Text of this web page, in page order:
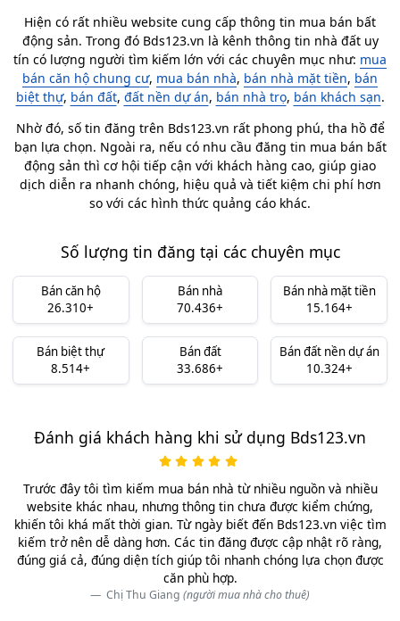
Hiện có rất nhiều website cung cấp thông tin mua bán bất
động sản. Trong đó Bds123.vn là kênh thông tin nhà đất uy
tín có lượng người tìm kiếm lớn với các chuyên mục như: mua
bán căn hộ chung cư, mua bán nhà, bán nhà mặt tiền, bán
biệt thự, bán đất, đất nền dự án, bán nhà trọ, bán khách sạn.
Nhờ đó, số tin đăng trên Bds123.vn rất phong phú, tha hồ để
bạn lựa chọn. Ngoài ra, nếu có nhu cầu đăng tin mua bán bất
động sản thì cơ hội tiếp cận với khách hàng cao, giúp giao
dịch diễn ra nhanh chóng, hiệu quả và tiết kiệm chi phí hơn
so với các hình thức quảng cáo khác.
Số lượng tin đăng tại các chuyên mục
Bán căn hộ
26.310+
Bán nhà
70.436+
Bán nhà mặt tiền
15.164+
Bán biệt thự
8.514+
Bán đất
33.686+
Bán đất nền dự án
10.324+
Đánh giá khách hàng khi sử dụng Bds123.vn
Trước đây tôi tìm kiếm mua bán nhà từ nhiều nguồn và nhiều
website khác nhau, nhưng thông tin chưa được kiểm chứng,
khiến tôi khá mất thời gian. Từ ngày biết đến Bds123.vn việc tìm
kiếm trở nên dễ dàng hơn. Các tin đăng được cập nhật rõ ràng,
đúng giá cả, đúng diện tích giúp tôi nhanh chóng lựa chọn được
căn phù hợp.
Chị Thu Giang (người mua nhà cho thuê)